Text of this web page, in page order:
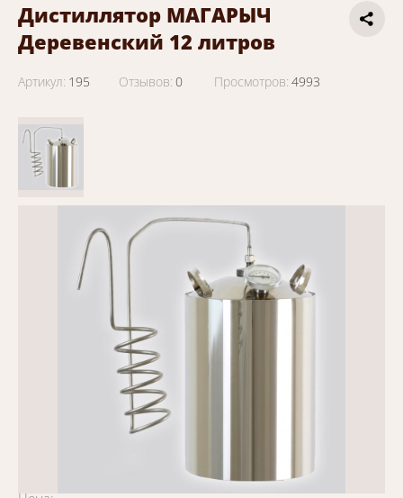
Дистиллятор МАГАРЫЧ
Деревенский 12 литров
Артикул: 195 Отзывов: 0 Просмотров: 4993